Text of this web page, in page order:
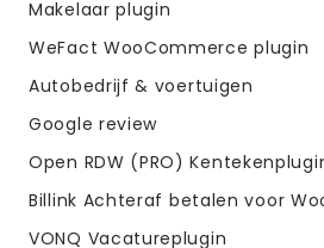
Makelaar plugin
WeFact WooCommerce plugin
Autobedrijf & voertuigen
Google review
Open RDW (PRO)
Billink Achteraf betalen voor
VONQ Vacatureplugin